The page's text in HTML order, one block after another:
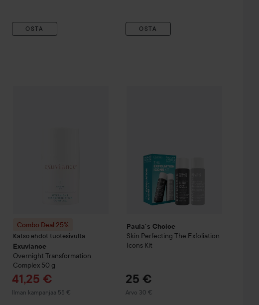
OSTA OSTA
Combo Deal 25%
Katso ehdot tuotesivulta
Exuviance
Overnight Transformation
Complex 50 g
Tarjoushinta
41,25 €
Ilman kampanjaa 55 €
Paula´s Choice
Skin Perfecting The Exfoliation
Icons Kit
25 €
Arvo 30 €